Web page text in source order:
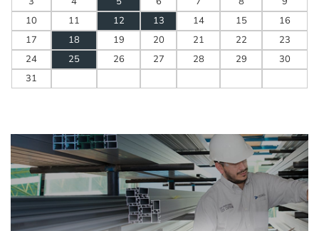
10
11 12 13 14 15
16
17
18 19 20 21 22
23
24
25 26 27 28 29
30
31